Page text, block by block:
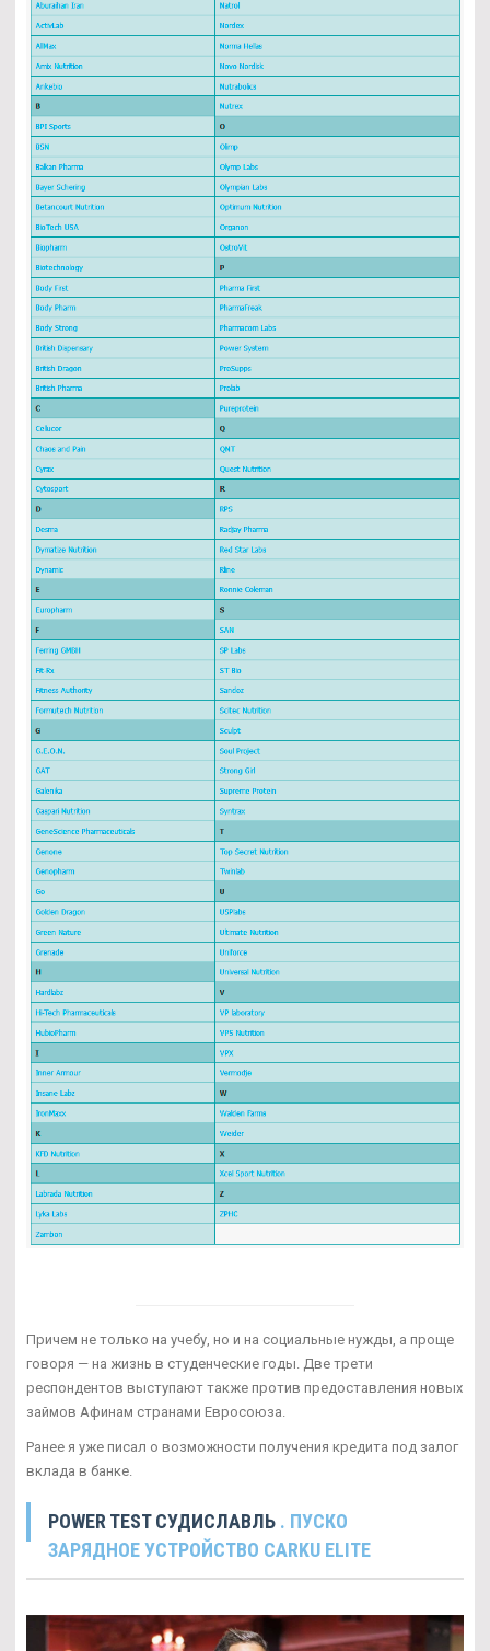
Причем не только на учебу, но и на социальные нужды, а проще
говоря — на жизнь в студенческие годы. Две трети
респондентов выступают также против предоставления новых
займов Афинам странами Евросоюза.
Ранее я уже писал о возможности получения кредита под залог
вклада в банке.
POWER TEST СУДИСЛАВЛЬ . ПУСКО
ЗАРЯДНОЕ УСТРОЙСТВО CARKU ELITE